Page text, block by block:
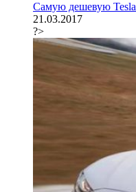
Самую дешевую
21.03.2017
?>